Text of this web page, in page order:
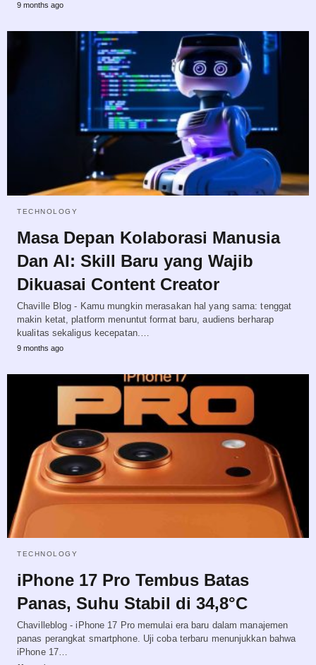
9 months ago
TECHNOLOGY
Masa Depan Kolaborasi Manusia
Dan AI: Skill Baru yang Wajib
Dikuasai Content Creator
Chaville Blog - Kamu mungkin merasakan hal yang sama: tenggat
makin ketat, platform menuntut format baru, audiens berharap
kualitas sekaligus kecepatan.…
9 months ago
TECHNOLOGY
iPhone 17 Pro Tembus Batas
Panas, Suhu Stabil di 34,8°C
Chavilleblog - iPhone 17 Pro memulai era baru dalam manajemen
panas perangkat smartphone. Uji coba terbaru menunjukkan bahwa
iPhone 17…